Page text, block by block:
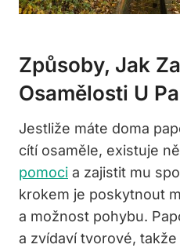
Způsoby, Jak
Osamělosti U
Jestliže máte doma
cítí osaměle, existuje
pomoci a zajistit mu
krokem je poskytnout
a možnost pohybu.
a zvídaví tvorové,